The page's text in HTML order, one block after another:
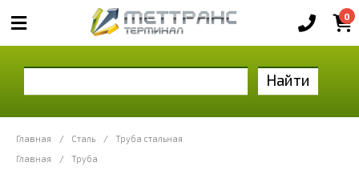
0
Найти
Главная / Сталь /
Труба стальная
Главная
/ Труба